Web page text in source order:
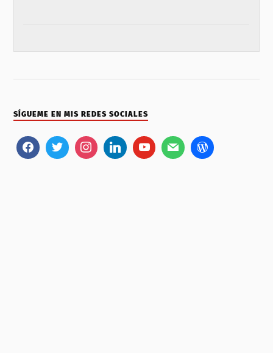
SÍGUEME EN MIS REDES SOCIALES